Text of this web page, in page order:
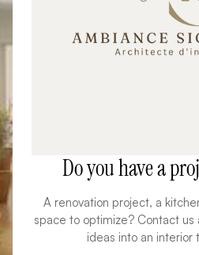
Do you have a
A renovation project, a
space to optimize? Contact us
ideas into an interior